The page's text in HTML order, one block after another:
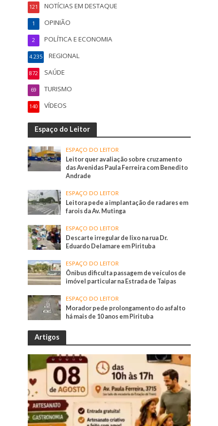
NOTÍCIAS EM DESTAQUE
121
OPINIÃO
1
POLÍTICA E ECONOMIA
2
REGIONAL
4.235
SAÚDE
872
TURISMO
69
VÍDEOS
140
Espaço do Leitor
ESPAÇO DO LEITOR
Leitor quer avaliação sobre cruzamento
das Avenidas Paula Ferreira com Benedito
Andrade
ESPAÇO DO LEITOR
Leitora pede a implantação de radares em
farois da Av. Mutinga
ESPAÇO DO LEITOR
Descarte irregular de lixo na rua Dr.
Eduardo Delamare em Pirituba
ESPAÇO DO LEITOR
Ônibus dificulta passagem de veículos de
imóvel particular na Estrada de Taipas
ESPAÇO DO LEITOR
Morador pede prolongamento do asfalto
há mais de 10 anos em Pirituba
Artigos